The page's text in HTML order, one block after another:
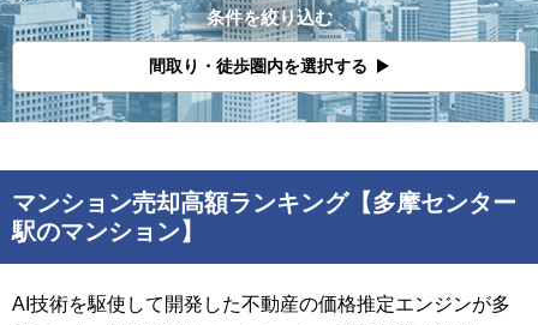
条件を絞り込む
間取り・徒歩圏内を選択する
マンション売却高額ランキング【多摩センター
駅のマンション】
AI技術を駆使して開発した不動産の価格推定エンジンが多